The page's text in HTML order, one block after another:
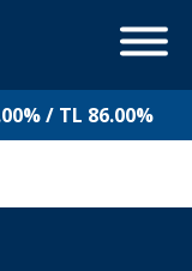
/ TL 86.00%